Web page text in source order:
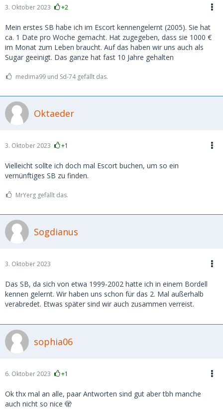
3. Oktober 2023 +2
Mein erstes SB habe ich im Escort kennengelernt (2005). Sie hat
ca. 1 Date pro Woche gemacht. Hat zugegeben, dass sie 1000 €
im Monat zum Leben braucht. Auf das haben wir uns auch als
Sugar geeinigt. Das ganze hat fast 10 Jahre gehalten
medima99 und Sd-74 gefällt das.
Oktaeder
3. Oktober 2023 +1
Vielleicht sollte ich doch mal Escort buchen, um so ein
vernünftiges SB zu finden.
MrYerg gefällt das.
Sogdianus
3. Oktober 2023
Das SB, da sich von etwa 1999-2002 hatte ich in einem Bordell
kennen gelernt. Wir haben uns schon für das 2. Mal außerhalb
verabredet. Etwas später sind wir auch zusammen verreist.
sophia06
6. Oktober 2023 +1
Ok thx mal an alle, paar Antworten sind gut aber tbh manche
auch nicht so nice 🫣